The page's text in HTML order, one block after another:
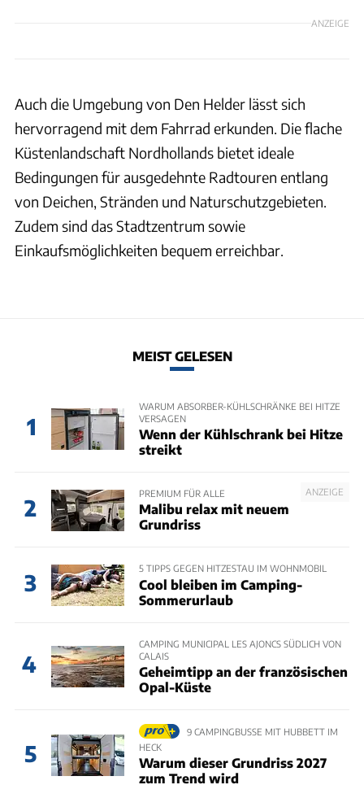
ANZEIGE
Auch die Umgebung von Den Helder lässt sich
hervorragend mit dem Fahrrad erkunden. Die flache
Küstenlandschaft Nordhollands bietet ideale
Bedingungen für ausgedehnte Radtouren entlang
von Deichen, Stränden und Naturschutzgebieten.
Zudem sind das Stadtzentrum sowie
Einkaufsmöglichkeiten bequem erreichbar.
MEIST GELESEN
1
WARUM ABSORBER-KÜHLSCHRÄNKE BEI HITZE
VERSAGEN
Wenn der Kühlschrank bei Hitze
streikt
2
ANZEIGE
PREMIUM FÜR ALLE
Malibu relax mit neuem
Grundriss
3
5 TIPPS GEGEN HITZESTAU IM WOHNMOBIL
Cool bleiben im Camping-
Sommerurlaub
4
CAMPING MUNICIPAL LES AJONCS SÜDLICH VON
CALAIS
Geheimtipp an der französischen
Opal-Küste
5
9 CAMPINGBUSSE MIT HUBBETT IM
HECK
Warum dieser Grundriss 2027
zum Trend wird